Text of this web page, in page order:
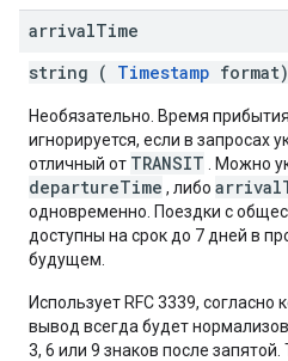
arrivalTime
string ( Timestamp format)
Необязательно. Время
игнорируется, если в запросах
отличный от TRANSIT . Можно
departureTime , либо
одновременно. Поездки с
доступны на срок до 7 дней в
будущем.
Использует RFC 3339,
вывод всегда будет
3, 6 или 9 знаков после